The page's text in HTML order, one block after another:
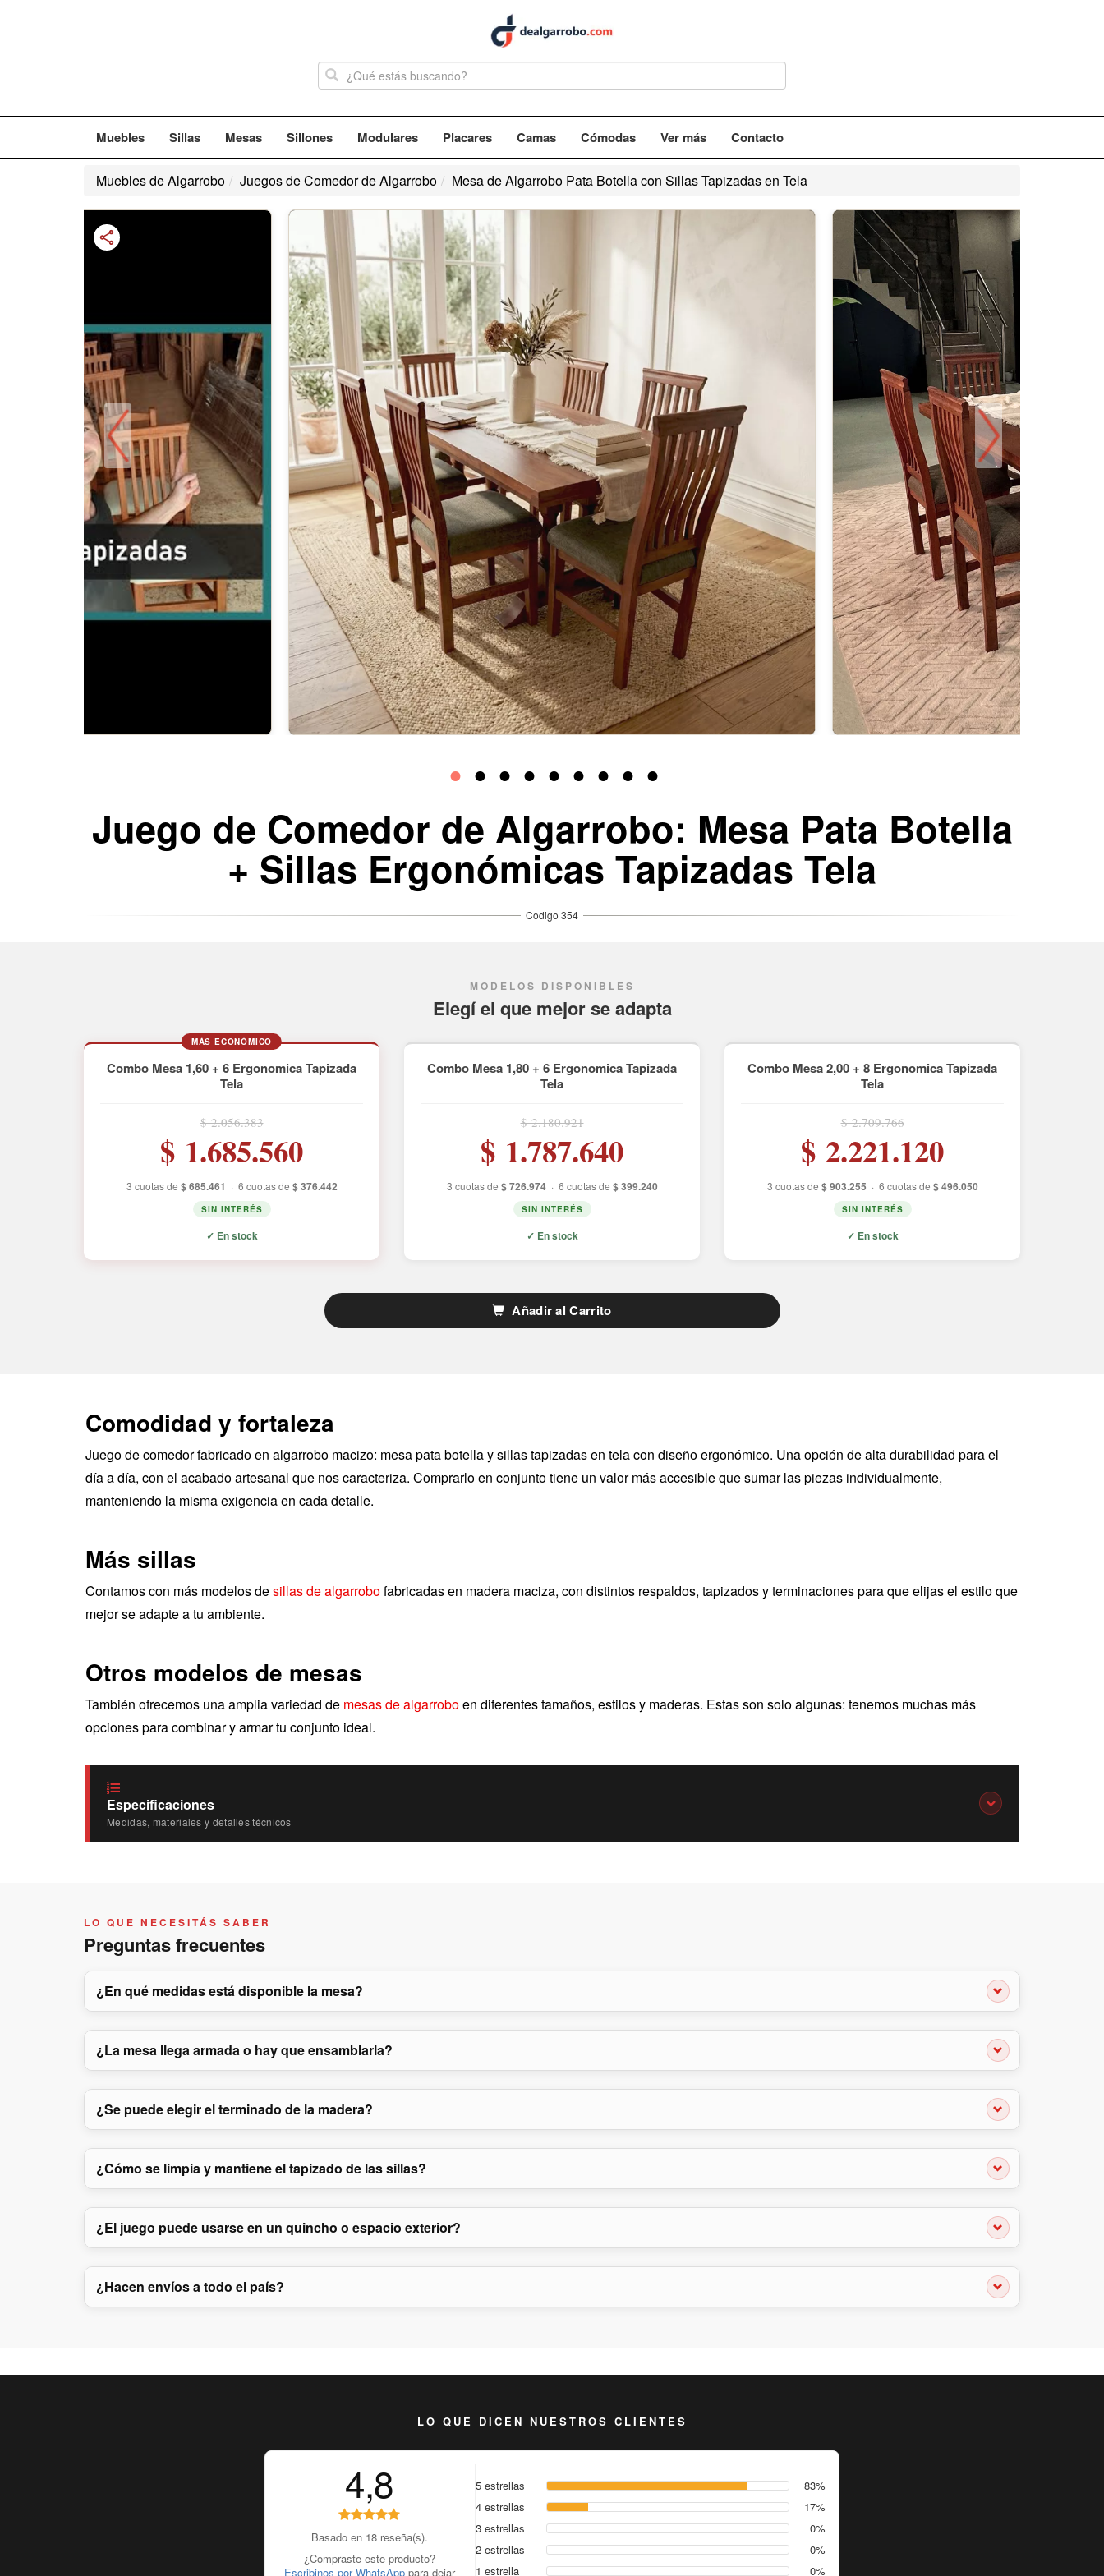
Muebles Sillas Mesas Sillones Modulares Placares Camas Cómodas Ver más Contacto
Muebles de Algarrobo Juegos de Comedor de Algarrobo Mesa de Algarrobo Pata Botella con Sillas Tapizadas en Tela
Juego de Comedor de Algarrobo: Mesa Pata Botella
+ Sillas Ergonómicas Tapizadas Tela
MODELOS DISPONIBLES
Elegí el que mejor se adapta
MÁS ECONÓMICO
Combo Mesa 1,60 + 6 Ergonomica Tapizada
Tela
$ 2.056.383
$ 1.685.560
3 cuotas de $ 685.461 · 6 cuotas de $ 376.442
SIN INTERÉS
✓ En stock
Combo Mesa 1,80 + 6 Ergonomica Tapizada
Tela
$ 2.180.921
$ 1.787.640
3 cuotas de $ 726.974 · 6 cuotas de $ 399.240
SIN INTERÉS
✓ En stock
Combo Mesa 2,00 + 8 Ergonomica Tapizada
Tela
$ 2.709.766
$ 2.221.120
3 cuotas de $ 903.255 · 6 cuotas de $ 496.050
SIN INTERÉS
✓ En stock
Añadir al Carrito
Comodidad y fortaleza
Juego de comedor fabricado en algarrobo macizo: mesa pata botella y sillas tapizadas en tela con diseño ergonómico. Una opción de alta durabilidad para el
día a día, con el acabado artesanal que nos caracteriza. Comprarlo en conjunto tiene un valor más accesible que sumar las piezas individualmente,
manteniendo la misma exigencia en cada detalle.
Más sillas
Contamos con más modelos desillas de algarrobofabricadas en madera maciza, con distintos respaldos, tapizados y terminaciones para que elijas el estilo que
mejor se adapte a tu ambiente.
Otros modelos de mesas
También ofrecemos una amplia variedad de mesas de algarroboen diferentes tamaños, estilos y maderas. Estas son solo algunas: tenemos muchas más
opciones para combinar y armar tu conjunto ideal.
Especificaciones
Medidas, materiales y detalles técnicos
LO QUE NECESITÁS SABER
Preguntas frecuentes
¿En qué medidas está disponible la mesa?
¿La mesa llega armada o hay que ensamblarla?
¿Se puede elegir el terminado de la madera?
¿Cómo se limpia y mantiene el tapizado de las sillas?
¿El juego puede usarse en un quincho o espacio exterior?
¿Hacen envíos a todo el país?
LO QUE DICEN NUESTROS CLIENTES
4,8
Basado en 18 reseña(s).
¿Compraste este producto?
Escribinos por WhatsApppara dejar
5 estrellas
83%
4 estrellas
17%
3 estrellas
0%
2 estrellas
0%
1 estrella
0%